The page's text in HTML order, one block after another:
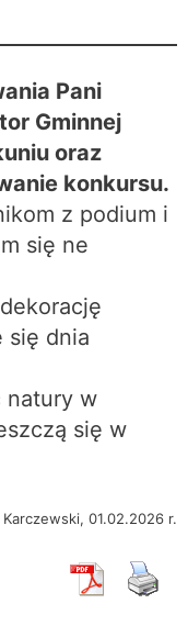
Pani
Gminnej
oraz
konkursu.
z podium i
się ne
się dnia
natury w
się w
01.02.2026 r.